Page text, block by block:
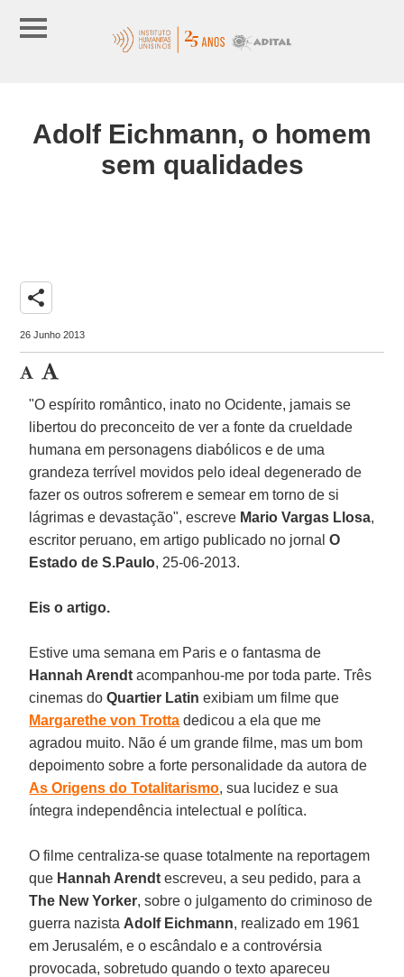
Adolf Eichmann, o homem
sem qualidades
share
26 Junho 2013
"O espírito romântico, inato no Ocidente, jamais se
libertou do preconceito de ver a fonte da crueldade
humana em personagens diabólicos e de uma
grandeza terrível movidos pelo ideal degenerado de
fazer os outros sofrerem e semear em torno de si
lágrimas e devastação", escreve Mario Vargas Llosa,
escritor peruano, em artigo publicado no jornalO
Estado de S.Paulo, 25-06-2013.
Eis o artigo.
Estive uma semana em Paris e o fantasma de
Hannah Arendt acompanhou-me por toda parte. Três
cinemas doQuartier Latin exibiam um filme que
Margarethe von Trotta dedicou a ela que me
agradou muito. Não é um grande filme, mas um bom
depoimento sobre a forte personalidade da autora de
As Origens do Totalitarismo, sua lucidez e sua
íntegra independência intelectual e política.
O filme centraliza-se quase totalmente na reportagem
que Hannah Arendt escreveu, a seu pedido, para a
The New Yorker, sobre o julgamento do criminoso de
guerra nazista Adolf Eichmann, realizado em 1961
em Jerusalém, e o escândalo e a controvérsia
provocada, sobretudo quando o texto apareceu